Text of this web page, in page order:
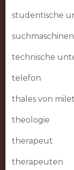
studentische
technische
telefon
thales von milet
theologie
therapeut
therapeuten